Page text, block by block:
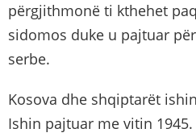
përgjithmonë ti kthehet
sidomos duke u pajtuar
serbe.
Kosova dhe shqiptarët
Ishin pajtuar me vitin